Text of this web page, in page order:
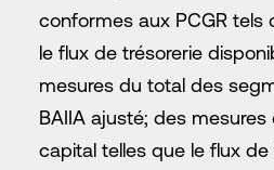
conformes aux PCGR tels
le flux de trésorerie
mesures du total des
BAIIA ajusté; des
capital telles que le flux de